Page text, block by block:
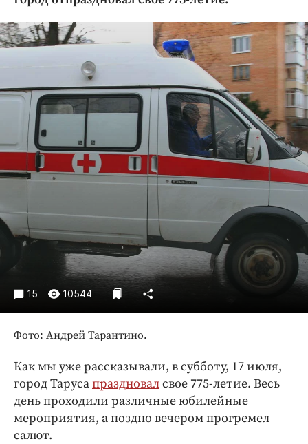
Криминал
Культура
Недвижимость и ЖКХ
Образование
Общество
Погода
Праздники
Происшествия
Спорт
Блоги
Издания
Медиаперсона
Интересное чтиво
Клиника года
Работодатель года
15 10544
Фото: Андрей Тарантино.
Как мы уже рассказывали, в субботу, 17 июля,
город Тарусапраздновалсвое 775-летие. Весь
день проходили различные юбилейные
мероприятия, а поздно вечером прогремел
салют.